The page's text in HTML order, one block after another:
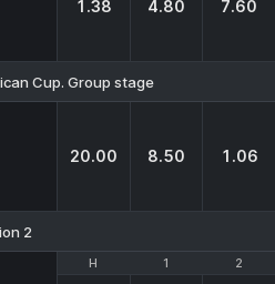
1.38 4.80 7.60
Cup. Group stage
20.00 8.50 1.06
2
H 1 2
H 1 2